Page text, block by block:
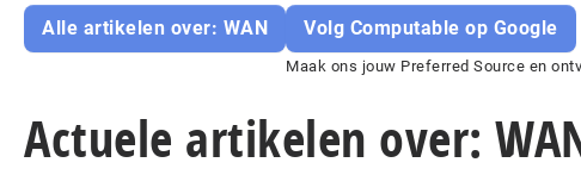
Alle artikelen over: WAN Volg Computable op Google
Maak ons jouw Preferred Source en
Actuele artikelen over: